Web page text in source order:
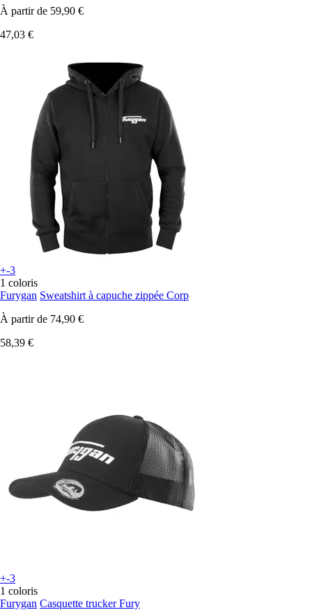
À partir de 59,90 €
47,03 €
+-3
1 coloris
Furygan Sweatshirt à capuche zippée Corp
À partir de 74,90 €
58,39 €
+-3
1 coloris
Furygan Casquette trucker Fury